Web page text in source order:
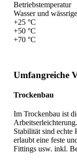
Betriebstemperatur
Wasser und
+25 °C
+50 °C
+70 °C
Umfangreiche
Trockenbau
Im Trockenbau ist
Stabilität sind
erlaubt eine feste
Fittings usw. inkl.